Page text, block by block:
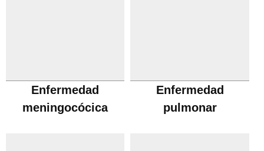
Enfermedad
meningocócica
Enfermedad
pulmonar